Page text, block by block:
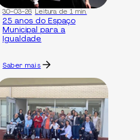
30-03-26 Leitura de 1 min.
25 anos do Espaço
Municipal para a
Igualdade
Saber mais